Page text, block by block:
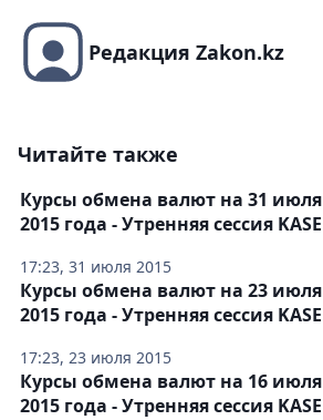
Редакция Zakon.kz
Читайте также
17:23, 31 июля 2015
Курсы обмена валют на 31 июля
2015 года - Утренняя сессия KASE
17:23, 23 июля 2015
Курсы обмена валют на 23 июля
2015 года - Утренняя сессия KASE
Курсы обмена валют на 16 июля
2015 года - Утренняя сессия KASE